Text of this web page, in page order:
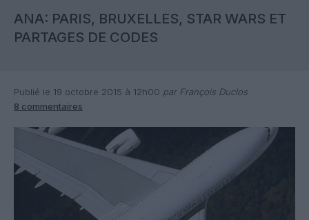
ANA: PARIS, BRUXELLES, STAR WARS ET
PARTAGES DE CODES
Publié le 19 octobre 2015 à 12h00 par François Duclos
8 commentaires